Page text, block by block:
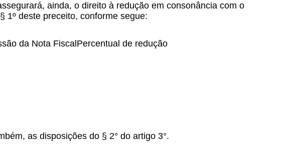
ainda, o direito à redução em consonância com o
1º deste preceito, conforme segue:
da Nota FiscalPercentual de redução
as disposições do § 2° do artigo 3°.